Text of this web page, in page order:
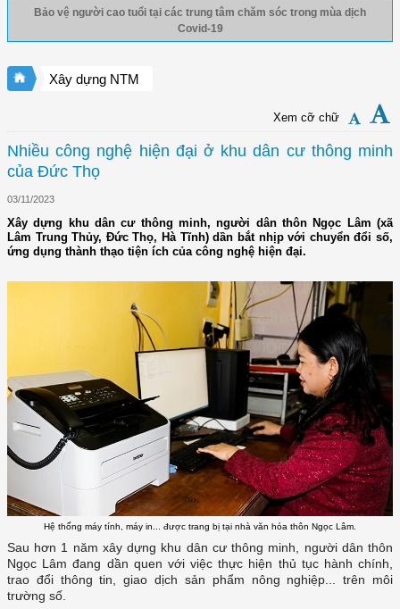
Bảo vệ người cao tuổi tại các trung tâm chăm sóc trong mùa dịch
Covid-19
Xây dựng NTM
Xem cỡ chữ
Nhiều công nghệ hiện đại ở khu dân cư thông minh
của Đức Thọ
03/11/2023
Xây dựng khu dân cư thông minh, người dân thôn Ngọc Lâm (xã
Lâm Trung Thủy, Đức Thọ, Hà Tĩnh) dần bắt nhịp với chuyển đổi số,
ứng dụng thành thạo tiện ích của công nghệ hiện đại.
Hệ thống máy tính, máy in... được trang bị tại nhà văn hóa thôn Ngọc Lâm.
Sau hơn 1 năm xây dựng khu dân cư thông minh, người dân thôn
Ngọc Lâm đang dần quen với việc thực hiện thủ tục hành chính,
trao đổi thông tin, giao dịch sản phẩm nông nghiệp... trên môi
trường số.